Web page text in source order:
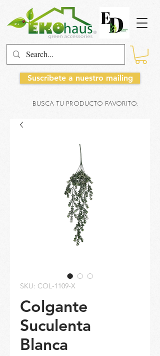
Suscribete a nuestro mailing
BUSCA TU PRODUCTO FAVORITO:
SKU: COL-1109-X
Colgante
Suculenta
Blanca